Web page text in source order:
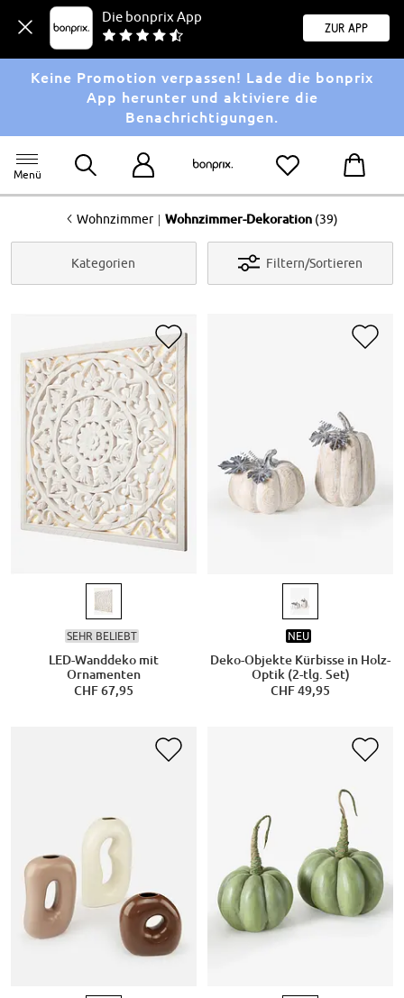
Die bonprix App
Zur App
Keine Promotion verpassen! Lade die bonprix
App herunter und aktiviere die
Benachrichtigungen.
Menü
<Wohnzimmer | Wohnzimmer-Dekoration (39)
Kategorien Filtern/Sortieren
SEHR BELIEBT
LED-Wanddeko mit
Ornamenten
CHF 67,95
NEU
Deko-Objekte Kürbisse in Holz-
Optik (2-tlg. Set)
CHF 49,95